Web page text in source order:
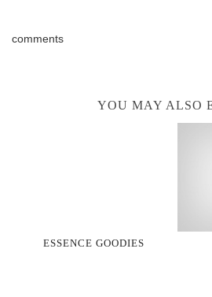
comments
YOU MAY ALSO
ESSENCE GOODIES